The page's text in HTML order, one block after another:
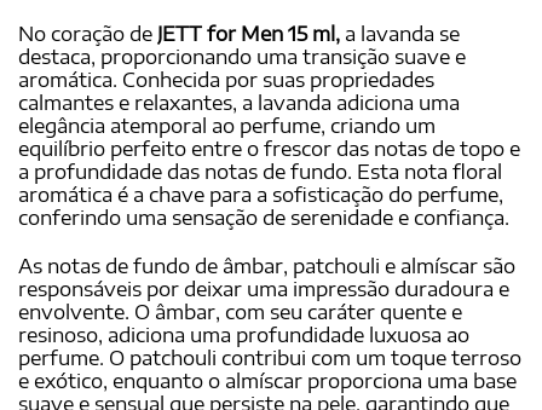
No coração de JETT for Men 15 ml, a lavanda se
destaca, proporcionando uma transição suave e
aromática. Conhecida por suas propriedades
calmantes e relaxantes, a lavanda adiciona uma
elegância atemporal ao perfume, criando um
equilíbrio perfeito entre o frescor das notas de topo e
a profundidade das notas de fundo. Esta nota floral
aromática é a chave para a sofisticação do perfume,
conferindo uma sensação de serenidade e confiança.
As notas de fundo de âmbar, patchouli e almíscar são
responsáveis por deixar uma impressão duradoura e
envolvente. O âmbar, com seu caráter quente e
resinoso, adiciona uma profundidade luxuosa ao
perfume. O patchouli contribui com um toque terroso
e exótico, enquanto o almíscar proporciona uma base
suave e sensual que persiste na pele, garantindo que